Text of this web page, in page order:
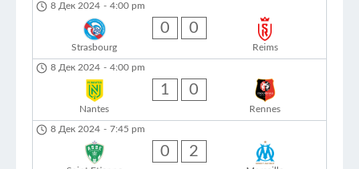
8 Дек 2024 - 4:00 pm
Strasbourg
0 0
Reims
8 Дек 2024 - 4:00 pm
Nantes
1 0
Rennes
8 Дек 2024 - 7:45 pm
0 2